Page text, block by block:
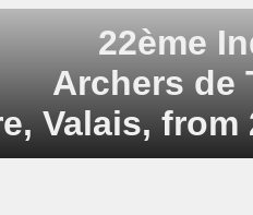
22ème
Archers de
Valais, from